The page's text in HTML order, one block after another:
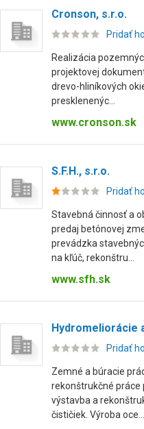
Cronson, s.r.o.
Pridať
Realizácia
projektovej
drevo-hliníkových
presklenenýc...
www.cronson.sk
S.F.H., s.r.o.
Pridať
Stavebná činnosť a
predaj betónovej
prevádzka
na kľúč, rekonštru...
www.sfh.sk
Hydromeliorácie
Pridať
Zemné a búracie
rekonštrukčné práce
výstavba a
čističiek. Výroba oce...